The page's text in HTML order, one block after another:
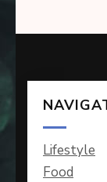
Lifestyle
Food